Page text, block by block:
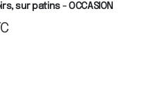
sur patins - OCCASION